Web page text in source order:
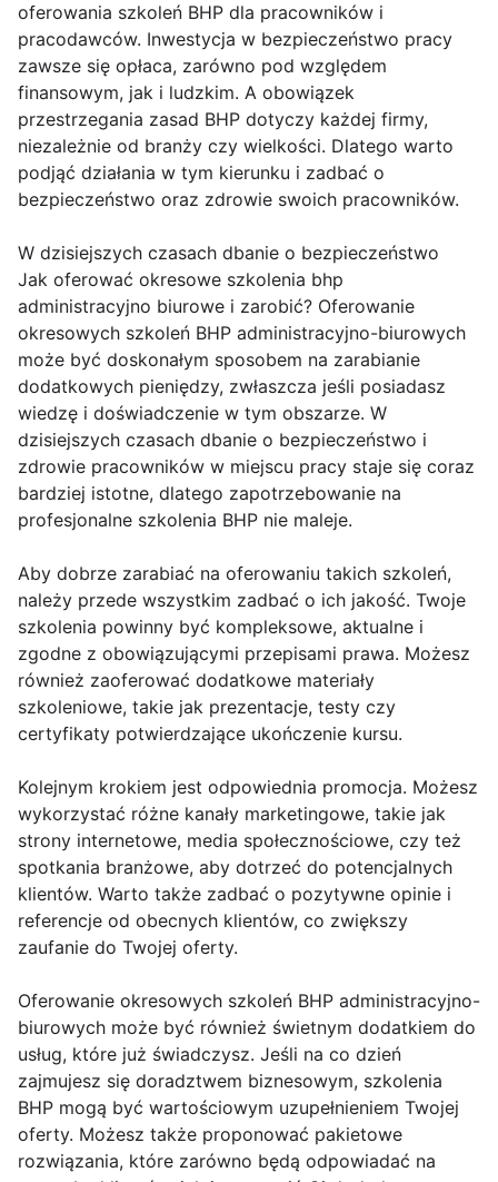
oferowania szkoleń BHP dla pracowników i
pracodawców. Inwestycja w bezpieczeństwo pracy
zawsze się opłaca, zarówno pod względem
finansowym, jak i ludzkim. A obowiązek
przestrzegania zasad BHP dotyczy każdej firmy,
niezależnie od branży czy wielkości. Dlatego warto
podjąć działania w tym kierunku i zadbać o
bezpieczeństwo oraz zdrowie swoich pracowników.
W dzisiejszych czasach dbanie o bezpieczeństwo
Jak oferować okresowe szkolenia bhp
administracyjno biurowe i zarobić? Oferowanie
okresowych szkoleń BHP administracyjno-biurowych
może być doskonałym sposobem na zarabianie
dodatkowych pieniędzy, zwłaszcza jeśli posiadasz
wiedzę i doświadczenie w tym obszarze. W
dzisiejszych czasach dbanie o bezpieczeństwo i
zdrowie pracowników w miejscu pracy staje się coraz
bardziej istotne, dlatego zapotrzebowanie na
profesjonalne szkolenia BHP nie maleje.
Aby dobrze zarabiać na oferowaniu takich szkoleń,
należy przede wszystkim zadbać o ich jakość. Twoje
szkolenia powinny być kompleksowe, aktualne i
zgodne z obowiązującymi przepisami prawa. Możesz
również zaoferować dodatkowe materiały
szkoleniowe, takie jak prezentacje, testy czy
certyfikaty potwierdzające ukończenie kursu.
Kolejnym krokiem jest odpowiednia promocja. Możesz
wykorzystać różne kanały marketingowe, takie jak
strony internetowe, media społecznościowe, czy też
spotkania branżowe, aby dotrzeć do potencjalnych
klientów. Warto także zadbać o pozytywne opinie i
referencje od obecnych klientów, co zwiększy
zaufanie do Twojej oferty.
Oferowanie okresowych szkoleń BHP administracyjno-
biurowych może być również świetnym dodatkiem do
usług, które już świadczysz. Jeśli na co dzień
zajmujesz się doradztwem biznesowym, szkolenia
BHP mogą być wartościowym uzupełnieniem Twojej
oferty. Możesz także proponować pakietowe
rozwiązania, które zarówno będą odpowiadać na